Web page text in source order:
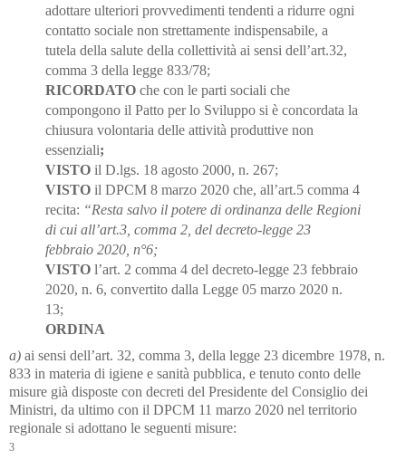
adottare ulteriori provvedimenti tendenti a ridurre ogni
contatto sociale non strettamente indispensabile, a
tutela della salute della collettività ai sensi dell’art.32,
comma 3 della legge 833/78;
RICORDATO che con le parti sociali che
compongono il Patto per lo Sviluppo si è concordata la
chiusura volontaria delle attività produttive non
essenziali;
VISTO il D.lgs. 18 agosto 2000, n. 267;
VISTO il DPCM 8 marzo 2020 che, all’art.5 comma 4
recita: “Resta salvo il potere di ordinanza delle Regioni
di cui all’art.3, comma 2, del decreto-legge 23
febbraio 2020, n°6;
VISTO l’art. 2 comma 4 del decreto-legge 23 febbraio
2020, n. 6, convertito dalla Legge 05 marzo 2020 n.
13;
ORDINA
a) ai sensi dell’art. 32, comma 3, della legge 23 dicembre 1978, n.
833 in materia di igiene e sanità pubblica, e tenuto conto delle
misure già disposte con decreti del Presidente del Consiglio dei
Ministri, da ultimo con il DPCM 11 marzo 2020 nel territorio
regionale si adottano le seguenti misure:
3